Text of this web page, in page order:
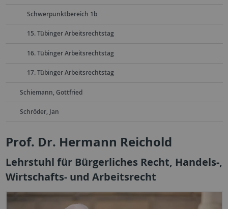
Schwerpunktbereich 1b
15. Tübinger Arbeitsrechtstag
16. Tübinger Arbeitsrechtstag
17. Tübinger Arbeitsrechtstag
Schiemann, Gottfried
Schröder, Jan
Prof. Dr. Hermann Reichold
Lehrstuhl für Bürgerliches Recht, Handels-,
Wirtschafts- und Arbeitsrecht